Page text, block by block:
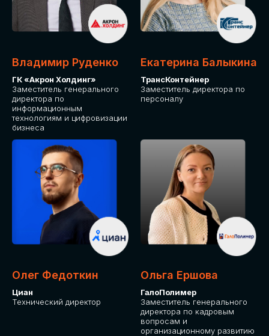
Владимир Руденко
ГК «Акрон Холдинг»
Заместитель генерального
директора по
информационным
технологиям и цифровизации
бизнеса
Екатерина Балыкина
ТрансКонтейнер
Заместитель директора по
персоналу
Олег Федоткин
Циан
Технический директор
Ольга Ершова
ГалоПолимер
Заместитель генерального
директора по кадровым
вопросам и
организационному развитию